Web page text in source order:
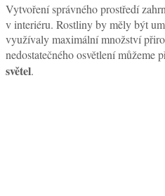
Vytvoření správného prostředí
v interiéru. Rostliny by měly být
využívaly maximální množství
nedostatečného osvětlení můžeme
světel.